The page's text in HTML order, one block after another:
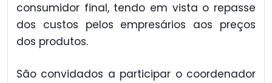
consumidor final, tendo em vista o repasse
dos custos pelos empresários aos preços
dos produtos.
São convidados a participar o coordenador